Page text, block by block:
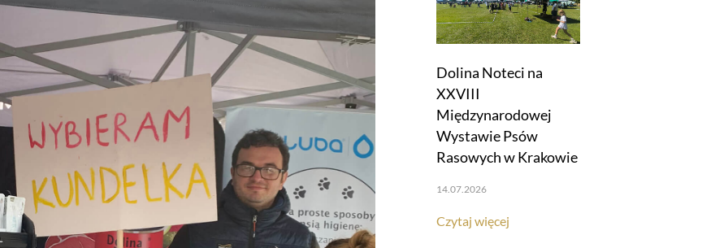
Dolina Noteci na
XXVIII
Międzynarodowej
Wystawie Psów
Rasowych w Krakowie
14.07.2026
Czytaj więcej